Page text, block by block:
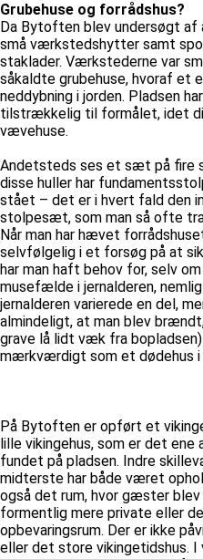
Grubehuse og forrådshus?
Da Bytoften blev undersøgt
små værkstedshytter samt
staklader. Værkstederne var
såkaldte grubehuse, hvoraf et
neddybning i jorden. Pladsen
tilstrækkelig til formålet, idet
vævehuse.
Andetsteds ses et sæt på fire
disse huller har
stået – det er i hvert fald den
stolpesæt, som man så ofte
Når man har hævet
selvfølgelig i et forsøg på at
har man haft behov for, selv
musefælde i jernalderen,
jernalderen varierede en del,
almindeligt, at man blev
grave lå lidt væk fra
mærkværdigt som et dødehus i
På Bytoften er opført et
lille vikingehus, som er det
fundet på pladsen. Indre
midterste har både været
også det rum, hvor gæster
formentlig mere private eller
opbevaringsrum. Der er ikke
eller det store vikingetidshus. I